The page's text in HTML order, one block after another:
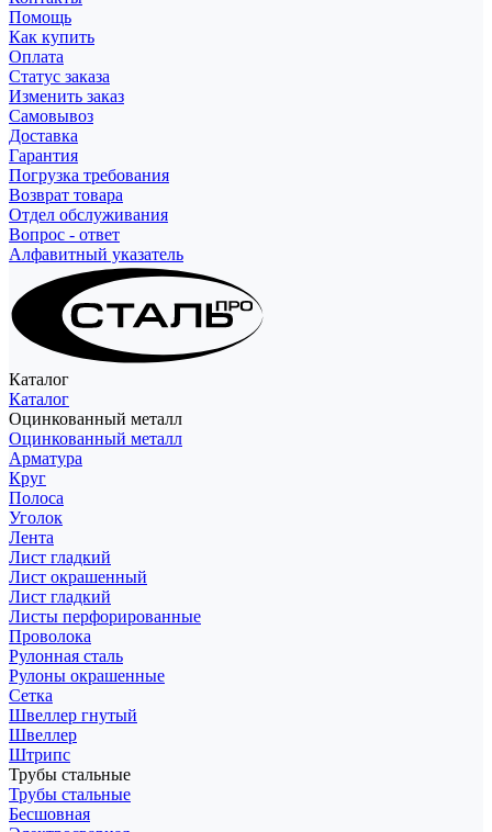
Помощь
Как купить
Оплата
Статус заказа
Изменить заказ
Самовывоз
Доставка
Гарантия
Погрузка требования
Возврат товара
Отдел обслуживания
Вопрос - ответ
Алфавитный указатель
Каталог
Каталог
Оцинкованный металл
Оцинкованный металл
Арматура
Круг
Полоса
Уголок
Лента
Лист гладкий
Лист окрашенный
Лист гладкий
Листы перфорированные
Проволока
Рулонная сталь
Рулоны окрашенные
Сетка
Швеллер гнутый
Швеллер
Штрипс
Трубы стальные
Трубы стальные
Бесшовная